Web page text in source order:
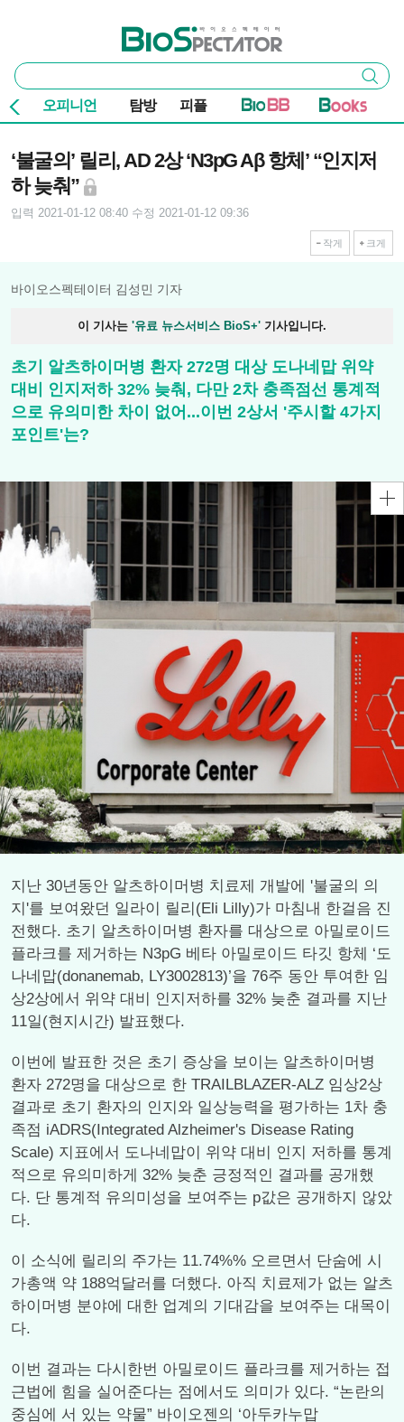
바이오스펙테이터
통
합
검
색
검색
오피니언 탐방 피플
‘불굴의’ 릴리, AD 2상 ‘N3pG Aβ 항체’ “인지저
하 늦춰”
입력 2021-01-12 08:40 수정 2021-01-12 09:36
작게 크게
바이오스펙테이터 김성민 기자
이 기사는 '유료 뉴스서비스 BioS+' 기사입니다.
초기 알츠하이머병 환자 272명 대상 도나네맙 위약
대비 인지저하 32% 늦춰, 다만 2차 충족점선 통계적
으로 유의미한 차이 없어...이번 2상서 '주시할 4가지
포인트'는?
지난 30년동안 알츠하이머병 치료제 개발에 '불굴의 의
지'를 보여왔던 일라이 릴리(Eli Lilly)가 마침내 한걸음 진
전했다. 초기 알츠하이머병 환자를 대상으로 아밀로이드
플라크를 제거하는 N3pG 베타 아밀로이드 타깃 항체 ‘도
나네맙(donanemab, LY3002813)’을 76주 동안 투여한 임
상2상에서 위약 대비 인지저하를 32% 늦춘 결과를 지난
11일(현지시간) 발표했다.
이번에 발표한 것은 초기 증상을 보이는 알츠하이머병
환자 272명을 대상으로 한 TRAILBLAZER-ALZ 임상2상
결과로 초기 환자의 인지와 일상능력을 평가하는 1차 충
족점 iADRS(Integrated Alzheimer's Disease Rating
Scale) 지표에서 도나네맙이 위약 대비 인지 저하를 통계
적으로 유의미하게 32% 늦춘 긍정적인 결과를 공개했
다. 단 통계적 유의미성을 보여주는 p값은 공개하지 않았
다.
이 소식에 릴리의 주가는 11.74%% 오르면서 단숨에 시
가총액 약 188억달러를 더했다. 아직 치료제가 없는 알츠
하이머병 분야에 대한 업계의 기대감을 보여주는 대목이
다.
이번 결과는 다시한번 아밀로이드 플라크를 제거하는 접
근법에 힘을 실어준다는 점에서도 의미가 있다. “논란의
중심에 서 있는 약물” 바이오젠의 ‘아두카누맙